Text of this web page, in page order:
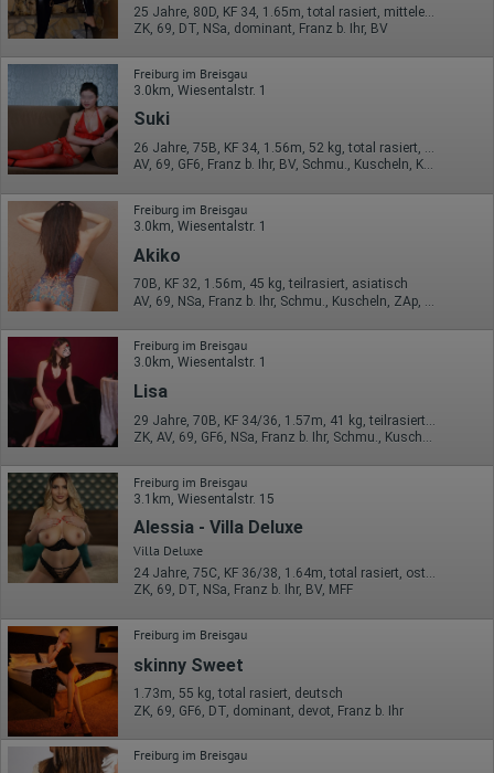
hl=de#gtagjs_google_analytics_4_-_cookie_usage
Herausgeber:
Google Ireland Limited
Erhobene Daten:
Die erzeugten Informationen über die Benutzung unserer
Webseiten sowie die von dem Browser übermittelte IP-Adresse
werden übertragen und gespeichert. Dabei können aus den
verarbeiteten Daten pseudonyme Nutzungsprofile der Nutzer
auch an Dritte übertragen, sofern dies gesetzlich
vorgeschrieben wird oder, soweit Dritte diese Daten im Auftrag
von Google verarbeiten. Die IP-Adresse der Nutzer wird von
Google innerhalb von Mitgliedstaaten der Europäischen Union
oder in anderen Vertragsstaaten des Abkommens über den
Europäischen Wirtschaftsraum gekürzt, dies bedeutet, dass alle
Daten anonym erhoben werden. Nur in Ausnahmefällen wird die
übertragen und dort gekürzt. Die von dem Browser des Nutzers
übermittelte IP-Adresse wird nicht mit anderen Daten von Google
zusammengeführt.
Erhobene Informationen zum Besucherverhalten sind folgende:
Herkunft (Land und Stadt)
Sprache
Betriebssystem
Gerät (PC, Tablet-PC oder Smartphone)
Browser und alle verwendeten Add-ons
Auflösung des Computers
Besucherquelle (Facebook, Suchmaschine oder
verweisende Webseite)
Welche Dateien wurden heruntergeladen?
Wurden Werbebanner angeklickt?
Wohin ging der Besucher? Klickte er auf weitere Seiten des
Portals oder hat er sie komplett verlassen?
Wie lange blieb der Besucher?
Ort der Verarbeitung:
Europäische Union & USA
Hotjar
25 Jahre, 80D, KF 34, 1.65m, total rasiert, mitteleuropäisch
ZK, 69, DT, NSa, dominant, Franz b. Ihr, BV
Freiburg im Breisgau
3.0km, Wiesentalstr. 1
Suki
26 Jahre, 75B, KF 34, 1.56m, 52 kg, total rasiert, asiatisch
AV, 69, GF6, Franz b. Ihr, BV, Schmu., Kuscheln, Körperküs.
Freiburg im Breisgau
3.0km, Wiesentalstr. 1
Akiko
70B, KF 32, 1.56m, 45 kg, teilrasiert, asiatisch
Freiburg im Breisgau
3.0km, Wiesentalstr. 1
Lisa
ZK, AV, 69, GF6, NSa, Franz b. Ihr, Schmu., Kuscheln
Freiburg im Breisgau
3.1km, Wiesentalstr. 15
Alessia - Villa Deluxe
Villa Deluxe
24 Jahre, 75C, KF 36/38, 1.64m, total rasiert, osteuropäisch
ZK, 69, DT, NSa, Franz b. Ihr, BV, MFF
Freiburg im Breisgau
skinny Sweet
1.73m, 55 kg, total rasiert, deutsch
ZK, 69, GF6, DT, dominant, devot, Franz b. Ihr
Freiburg im Breisgau